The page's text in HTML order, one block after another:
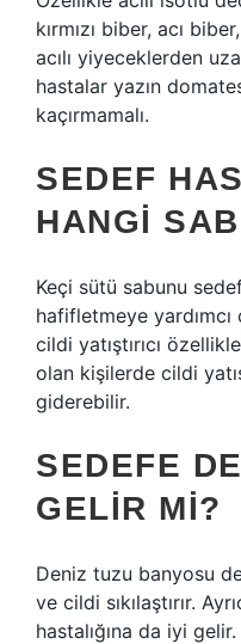
kırmızı biber, acı
acılı yiyeceklerden
hastalar yazın
kaçırmamalı.
SEDEF
HANGI
Keçi sütü sabunu sedef
hafifletmeye
cildi yatıştırıcı
olan kişilerde cildi
giderebilir.
SEDEFE
GELIR MI?
Deniz tuzu banyosu
ve cildi sıkılaştırır.
hastalığına da iyi gelir.